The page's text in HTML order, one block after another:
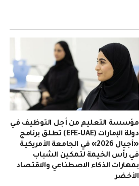
مؤسسة التعليم من أجل التوظيف في
دولة الإمارات (EFE-UAE) تطلق برنامج
«أجيال 2026» في الجامعة الأمريكية
في رأس الخيمة لتمكين الشباب
بمهارات الذكاء الاصطناعي والاقتصاد
الأخضر